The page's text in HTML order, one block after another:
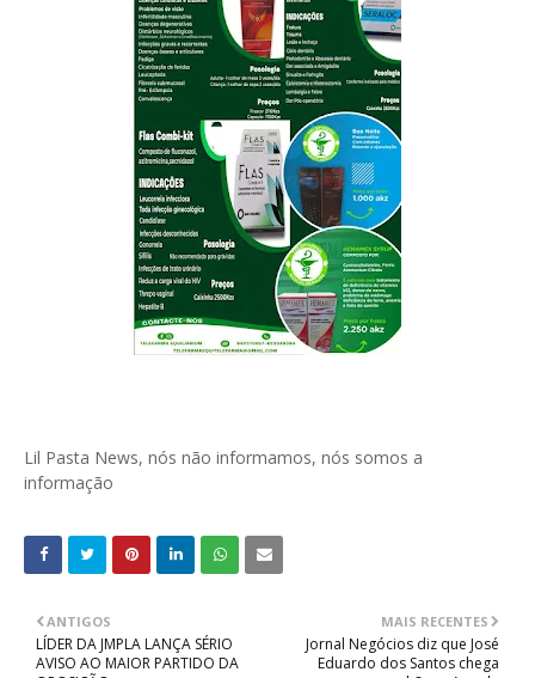
Lil Pasta News, nós não informamos, nós somos a
informação
MAIS RECENTES
Jornal Negócios diz que José
Eduardo dos Santos chega
ANTIGOS
LÍDER DA JMPLA LANÇA SÉRIO
AVISO AO MAIOR PARTIDO DA